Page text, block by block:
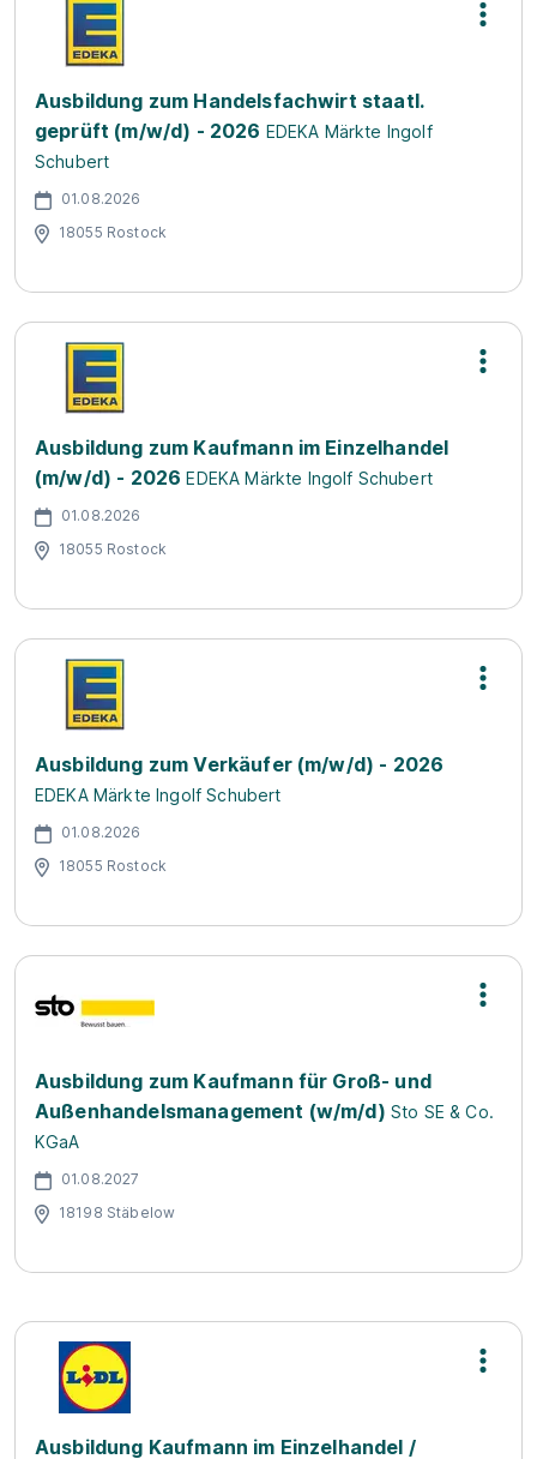
Ausbildung zum Handelsfachwirt staatl.
geprüft (m/w/d) - 2026 EDEKA Märkte Ingolf
Schubert
01.08.2026
18055 Rostock
Ausbildung zum Kaufmann im Einzelhandel
(m/w/d) - 2026 EDEKA Märkte Ingolf Schubert
01.08.2026
18055 Rostock
Ausbildung zum Verkäufer (m/w/d) - 2026
EDEKA Märkte Ingolf Schubert
01.08.2026
18055 Rostock
Ausbildung zum Kaufmann für Groß- und
Außenhandelsmanagement (w/m/d) Sto SE & Co.
KGaA
01.08.2027
18198 Stäbelow
Ausbildung Kaufmann im Einzelhandel /